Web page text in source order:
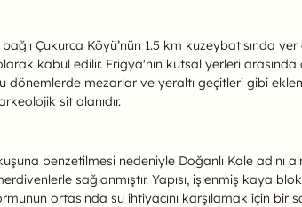
Çukurca Köyü’nün 1.5 km kuzeybatısında
kabul edilir. Frigya'nın kutsal yerleri
mezarlar ve yeraltı geçitleri gibi
sit alanıdır.
benzetilmesi nedeniyle Doğanlı Kale adını
sağlanmıştır. Yapısı, işlenmiş kaya
ortasında su ihtiyacını karşılamak için bir